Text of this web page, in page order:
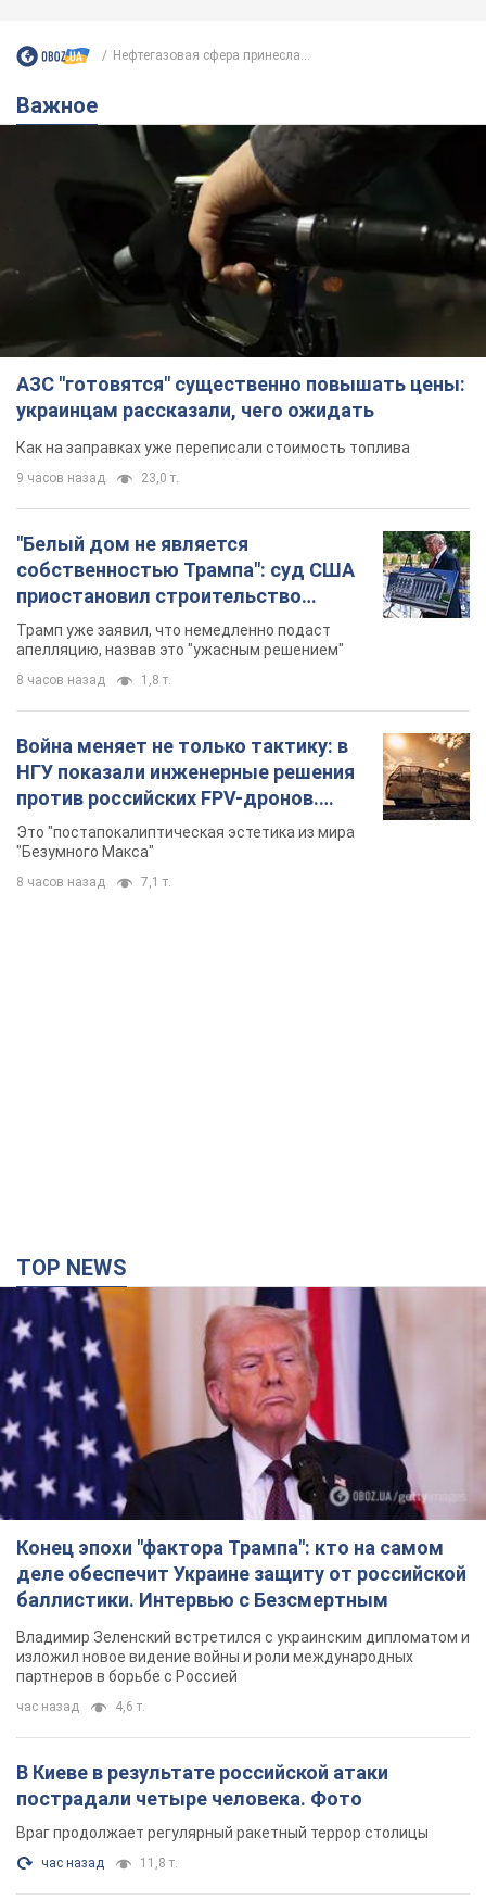
Нефтегазовая сфера принесла...
Важное
АЗС "готовятся" существенно повышать цены:
украинцам рассказали, чего ожидать
Как на заправках уже переписали стоимость топлива
9 часов назад 23,0 т.
"Белый дом не является
собственностью Трампа": суд США
приостановил строительство
бального зала стоимостью 400 млн
долларов
Трамп уже заявил, что немедленно подаст
апелляцию, назвав это "ужасным решением"
8 часов назад 1,8 т.
Война меняет не только тактику: в
НГУ показали инженерные решения
против российских FPV-дронов.
Фото
Это "постапокалиптическая эстетика из мира
"Безумного Макса"
8 часов назад 7,1 т.
TOP NEWS
Конец эпохи "фактора Трампа": кто на самом
деле обеспечит Украине защиту от российской
баллистики. Интервью с Безсмертным
Владимир Зеленский встретился с украинским дипломатом и
изложил новое видение войны и роли международных
партнеров в борьбе с Россией
час назад 4,6 т.
В Киеве в результате российской атаки
пострадали четыре человека. Фото
Враг продолжает регулярный ракетный террор столицы
час назад 11,8 т.